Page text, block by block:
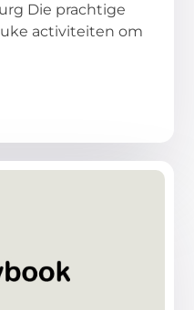
Die prachtige
activiteiten om